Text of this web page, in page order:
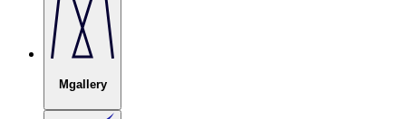
Mgallery